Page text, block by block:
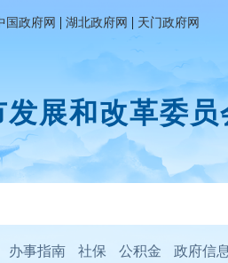
国政府网 | 湖北政府网 | 天门政府网
发展和改革委员
办事指南 社保 公积金 政府信